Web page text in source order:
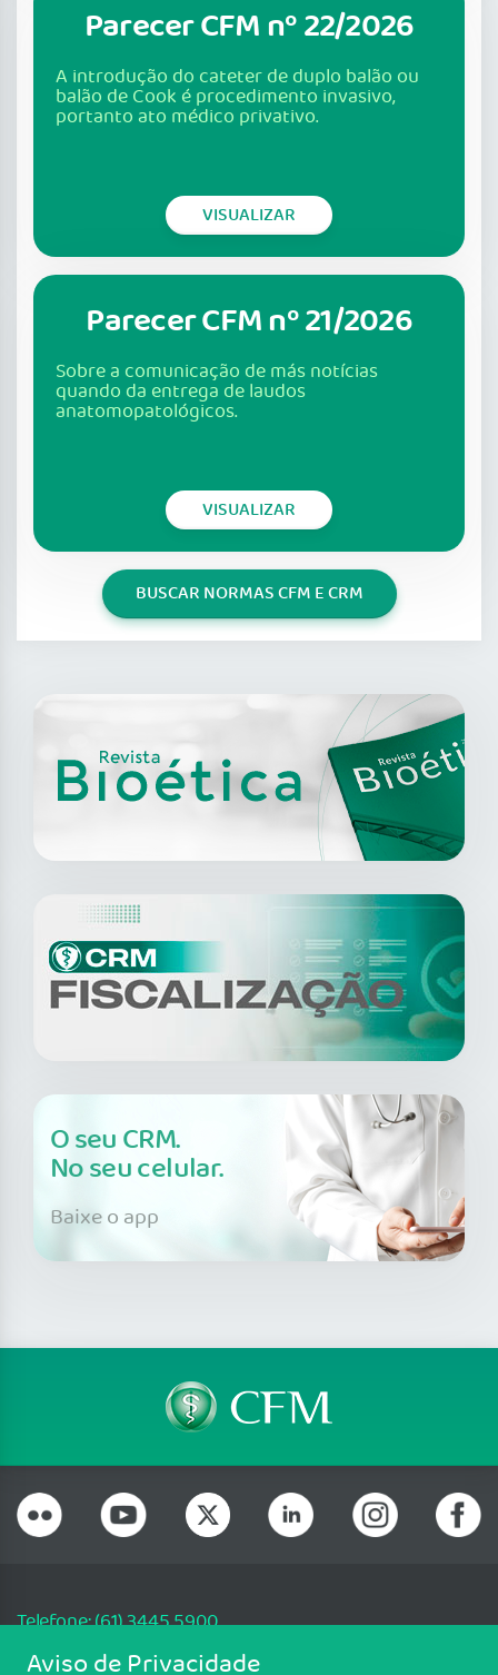
Parecer CFM nº 22/2026
A introdução do cateter de duplo balão ou
balão de Cook é procedimento invasivo,
portanto ato médico privativo.
VISUALIZAR
Parecer CFM nº 21/2026
Sobre a comunicação de más notícias
quando da entrega de laudos
anatomopatológicos.
VISUALIZAR
BUSCAR NORMAS CFM E CRM
O seu CRM.
No seu celular.
Baixe o app
Telefone: (61) 3445 5900
Email: cfm@portalmedico.org.br
Aviso de Privacidade